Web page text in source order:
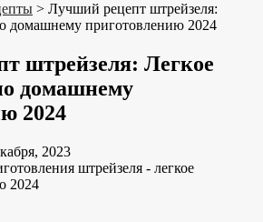
> Лучший рецепт штрейзеля:
домашнему приготовлению 2024
штрейзеля: Легкое
домашнему
2024
2023